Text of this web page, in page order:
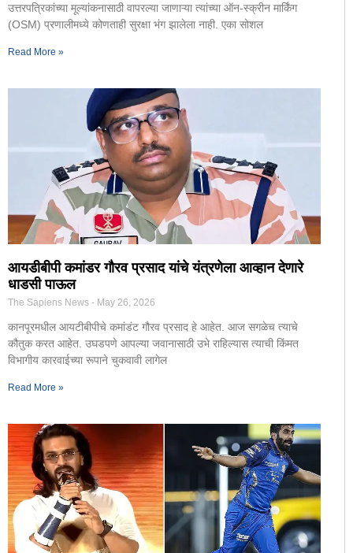
उत्तरपत्रिकांच्या मूल्यांकनासाठी वापरल्या जाणाऱ्या त्यांच्या ऑन-स्क्रीन मार्किंग
(OSM) प्रणालीमध्ये कोणताही सुरक्षा भंग झालेला नाही. एका सोशल
Read More »
आयडीबीपी कमांडर गौरव प्रसाद यांचे यंत्रणेला आव्हान देणारे
धाडसी पाऊल
The Sapiens News May 26, 2026
कानपूरमधील आयटीबीपीचे कमांडंट गौरव प्रसाद हे आहेत. आज सगळेच त्याचे
कौतुक करत आहेत. उघडपणे आपल्या जवानासाठी उभे राहिल्यास त्याची किंमत
विभागीय कारवाईच्या रूपाने चुकवावी लागेल
Read More »